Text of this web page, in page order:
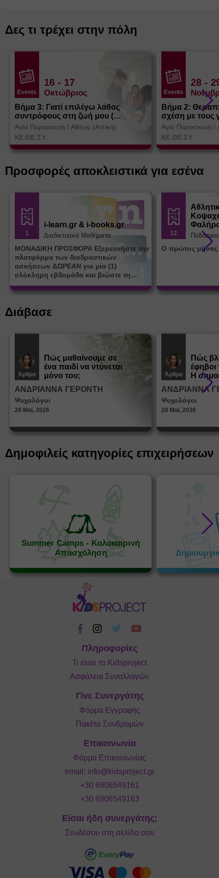
Δες τι τρέχει στην πόλη
Events
16 - 17
Οκτώβριος
Βήμα 3: Γιατί επιλέγω λάθος
συντρόφους στη ζωή μου (
Θεσσαλονίκη)
Αγία Παρασκευή / Αθήνα (Αττική)
ΚΕ.ΘΕ.ΣΥ.
Events
28 -
Βήμα 2:
σχέση με τους
Αγία Παρασκευή /
ΚΕ.ΘΕ.ΣΥ.
Προσφορές αποκλειστικά για εσένα
1
i-learn.gr & i-books.gr
Διαδικτυακά Μαθήματα
ΜΟΝΑΔΙΚΗ ΠΡΟΣΦΟΡΑ Εξερευνήστε την
πλατφόρμα των διαδραστικών
ασκήσεων ΔΩΡΕΑΝ για μία (1)
ολόκληρη εβδομάδα και βιώστε τη
learn.gr* * Αφορά νέες εγγραφές
12
Ο πρώτος
Διάβασε
Άρθρα
Πώς μαθαίνουμε σε
ένα παιδί να ντύνεται
μόνο του;
ΑΝΔΡΙΑΝΝΑ ΓΕΡΟΝΤΗ
Ψυχολόγοι
29 Μαϊ, 2026
Άρθρα
Πώς
Η
στη
ΑΝΔΡΙΑΝΝΑ
Ψυχολόγοι
28 Μαϊ, 2026
Δημοφιλείς κατηγορίες επιχειρήσεων
Summer Camps - Καλοκαιρινή
Απασχόληση
Πληροφορίες
Τι είναι το Kidsproject
Ασφάλεια Συναλλαγών
Γίνε Συνεργάτης
Φόρμα Εγγραφής
Πακέτα Συνδρομών
Επικοινωνία
Φόρμα Επικοινωνίας
email: info@kidsproject.gr
+30 6906549161
+30 6906549163
Είσαι ήδη συνεργάτης;
Συνδέσου στη σελίδα σου